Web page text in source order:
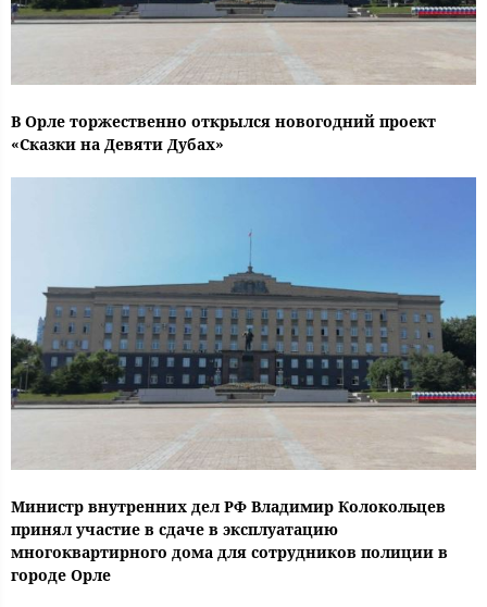
В Орле торжественно открылся новогодний проект
«Сказки на Девяти Дубах»
Министр внутренних дел РФ Владимир Колокольцев
принял участие в сдаче в эксплуатацию
многоквартирного дома для сотрудников полиции в
городе Орле